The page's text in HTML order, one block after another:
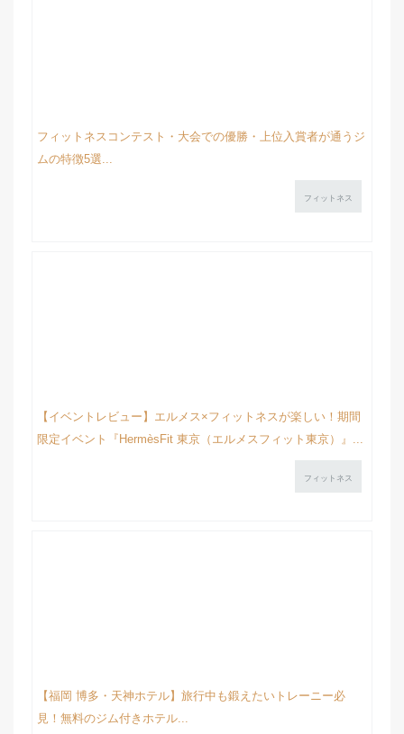
フィットネスコンテスト・大会での優勝・上位入賞者が通うジ
ムの特徴5選...
フィットネス
【イベントレビュー】エルメス×フィットネスが楽しい！期間
限定イベント『HermèsFit 東京（エルメスフィット東京）』...
フィットネス
【福岡 博多・天神ホテル】旅行中も鍛えたいトレーニー必
見！無料のジム付きホテル...